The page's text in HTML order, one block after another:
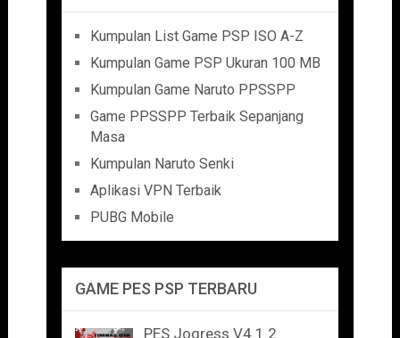
Kumpulan List Game PSP ISO A-Z
Kumpulan Game PSP Ukuran 100 MB
Kumpulan Game Naruto PPSSPP
Game PPSSPP Terbaik Sepanjang
Masa
Kumpulan Naruto Senki
Aplikasi VPN Terbaik
PUBG Mobile
GAME PES PSP TERBARU
PES Jogress V4 1.2